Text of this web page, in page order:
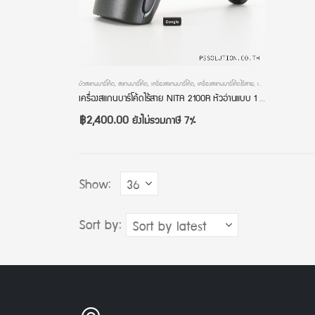
ตัวสแกนบาร์โค้ด,สแกนบาร์โค้ด,เครื่องสแกนบาร์โค้ด,เครื่องสแกนบาร์โค้ดไร้สาย,เครื่องอ่านบาร์โค้ด
เครื่องสแกนบาร์โค้ดไร้สาย NITA 2100R หัวอ่านแบบ 1 มิติ Linear Image มี Bluetooth มีโหมดสลับภาษา
฿2,400.00ยังไม่รวมภาษี 7%
Show:
Sort by: